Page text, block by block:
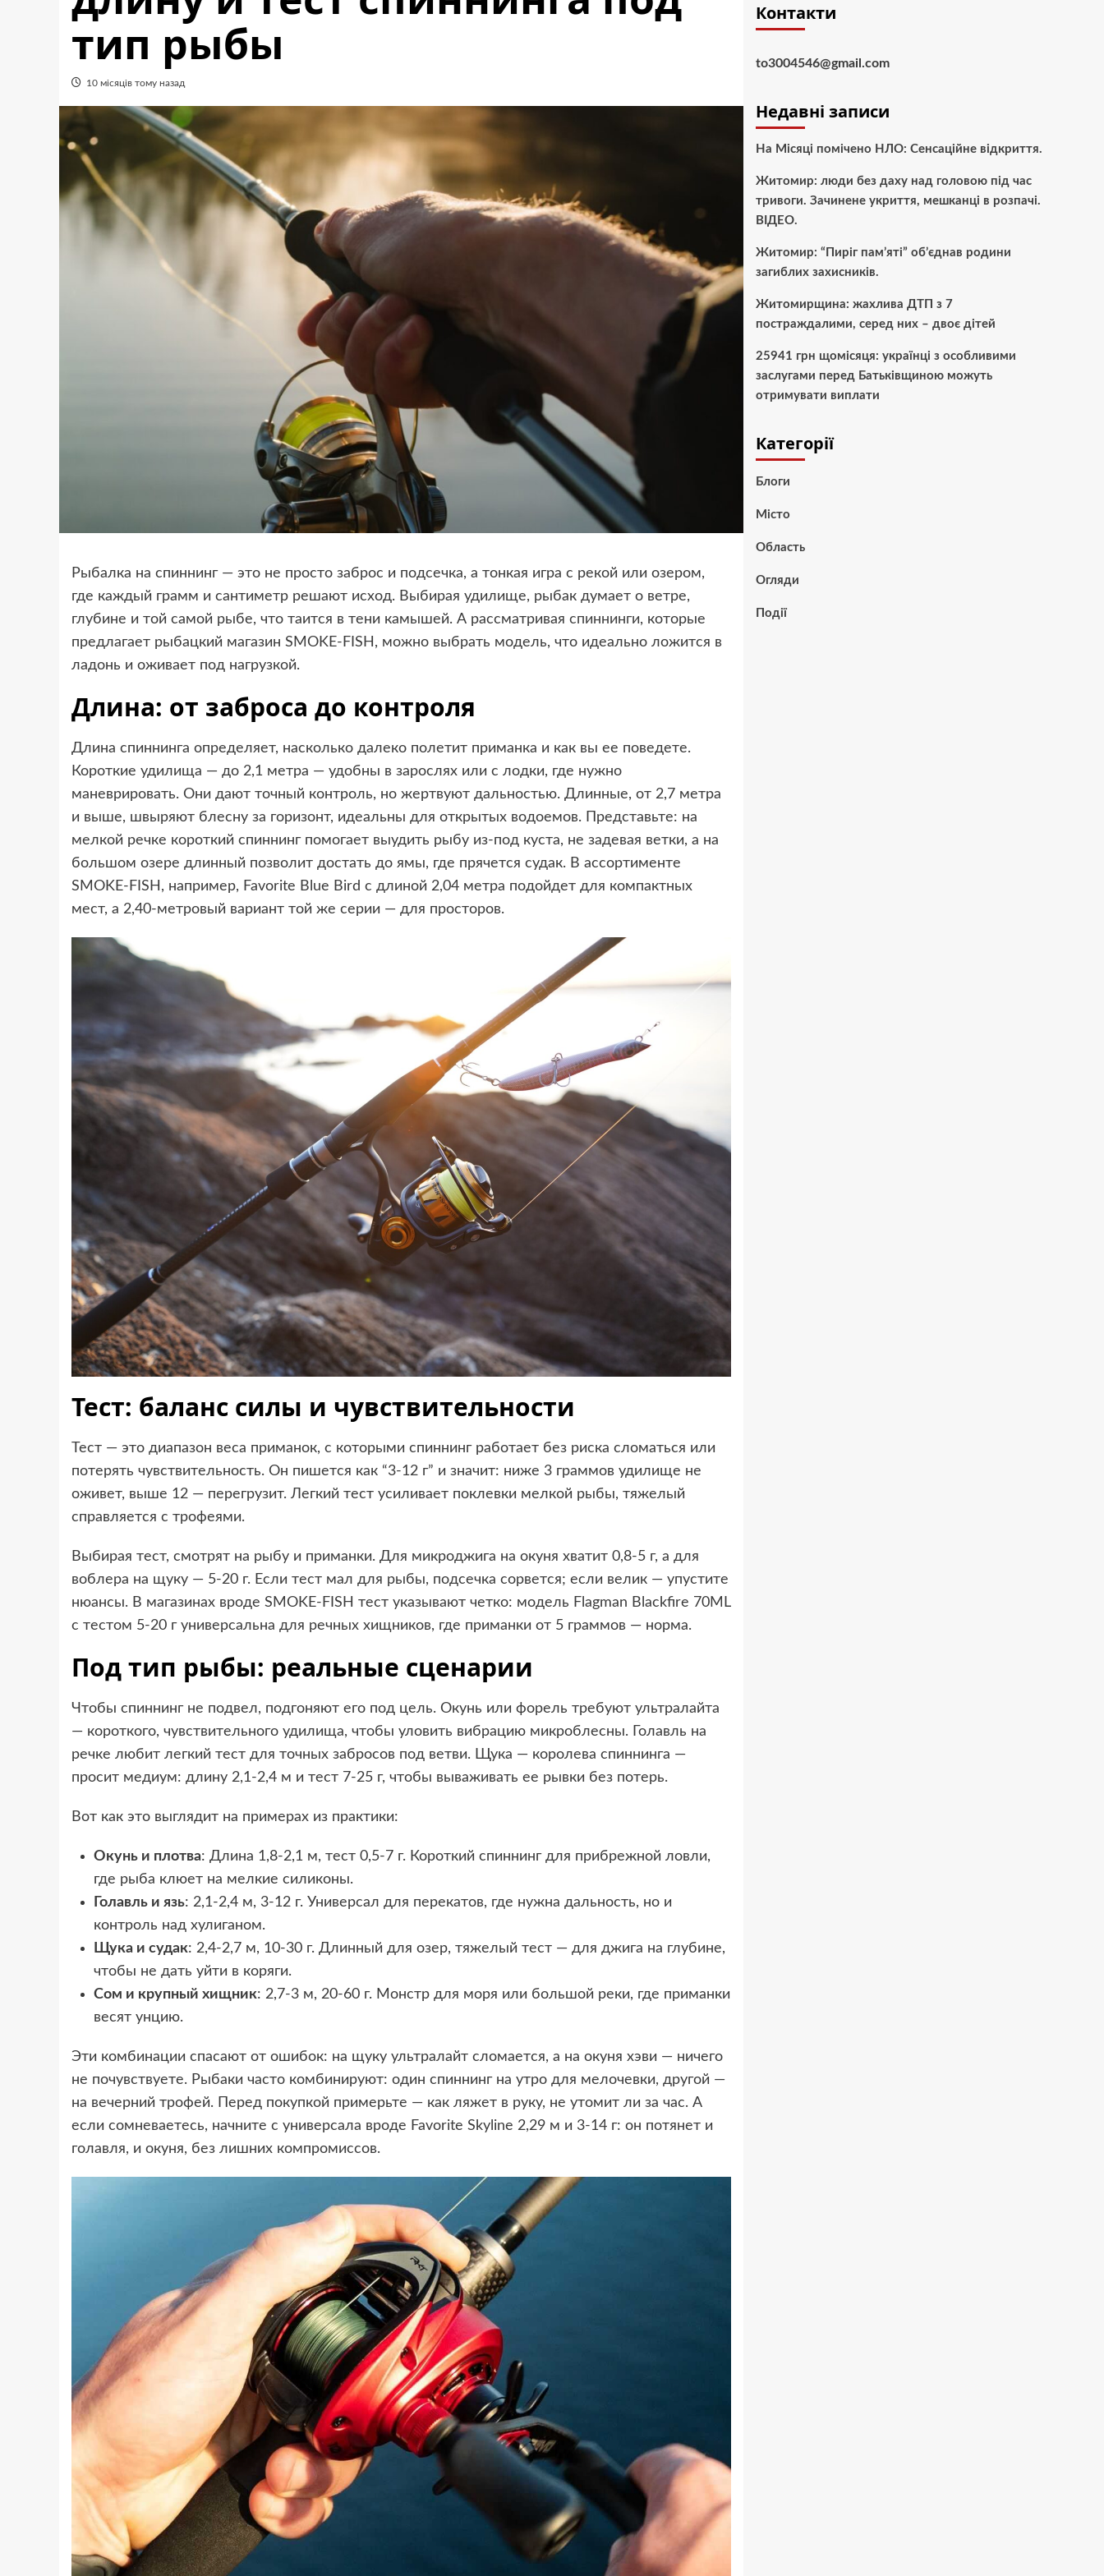
тип рыбы
10 місяців тому назад
Рыбалка на спиннинг — это не просто заброс и подсечка, а тонкая игра с рекой или озером,
где каждый грамм и сантиметр решают исход. Выбирая удилище, рыбак думает о ветре,
глубине и той самой рыбе, что таится в тени камышей. А рассматривая спиннинги, которые
предлагает рыбацкий магазин SMOKE-FISH, можно выбрать модель, что идеально ложится в
ладонь и оживает под нагрузкой.
Длина: от заброса до контроля
Длина спиннинга определяет, насколько далеко полетит приманка и как вы ее поведете.
Короткие удилища — до 2,1 метра — удобны в зарослях или с лодки, где нужно
маневрировать. Они дают точный контроль, но жертвуют дальностью. Длинные, от 2,7 метра
и выше, швыряют блесну за горизонт, идеальны для открытых водоемов. Представьте: на
мелкой речке короткий спиннинг помогает выудить рыбу из-под куста, не задевая ветки, а на
большом озере длинный позволит достать до ямы, где прячется судак. В ассортименте
SMOKE-FISH, например, Favorite Blue Bird с длиной 2,04 метра подойдет для компактных
мест, а 2,40-метровый вариант той же серии — для просторов.
Тест: баланс силы и чувствительности
Тест — это диапазон веса приманок, с которыми спиннинг работает без риска сломаться или
потерять чувствительность. Он пишется как “3-12 г” и значит: ниже 3 граммов удилище не
оживет, выше 12 — перегрузит. Легкий тест усиливает поклевки мелкой рыбы, тяжелый
справляется с трофеями.
Выбирая тест, смотрят на рыбу и приманки. Для микроджига на окуня хватит 0,8-5 г, а для
воблера на щуку — 5-20 г. Если тест мал для рыбы, подсечка сорвется; если велик — упустите
нюансы. В магазинах вроде SMOKE-FISH тест указывают четко: модель Flagman Blackfire 70ML
с тестом 5-20 г универсальна для речных хищников, где приманки от 5 граммов — норма.
Под тип рыбы: реальные сценарии
Чтобы спиннинг не подвел, подгоняют его под цель. Окунь или форель требуют ультралайта
— короткого, чувствительного удилища, чтобы уловить вибрацию микроблесны. Голавль на
речке любит легкий тест для точных забросов под ветви. Щука — королева спиннинга —
просит медиум: длину 2,1-2,4 м и тест 7-25 г, чтобы вываживать ее рывки без потерь.
Вот как это выглядит на примерах из практики:
Окунь и плотва: Длина 1,8-2,1 м, тест 0,5-7 г. Короткий спиннинг для прибрежной ловли,
где рыба клюет на мелкие силиконы.
Голавль и язь: 2,1-2,4 м, 3-12 г. Универсал для перекатов, где нужна дальность, но и
контроль над хулиганом.
Щука и судак: 2,4-2,7 м, 10-30 г. Длинный для озер, тяжелый тест — для джига на глубине,
чтобы не дать уйти в коряги.
Сом и крупный хищник: 2,7-3 м, 20-60 г. Монстр для моря или большой реки, где приманки
весят унцию.
Эти комбинации спасают от ошибок: на щуку ультралайт сломается, а на окуня хэви — ничего
не почувствуете. Рыбаки часто комбинируют: один спиннинг на утро для мелочевки, другой —
на вечерний трофей. Перед покупкой примерьте — как ляжет в руку, не утомит ли за час. А
если сомневаетесь, начните с универсала вроде Favorite Skyline 2,29 м и 3-14 г: он потянет и
голавля, и окуня, без лишних компромиссов.
Контакти
to3004546@gmail.com
Недавні записи
На Місяці помічено НЛО: Сенсаційне відкриття.
Житомир: люди без даху над головою під час
тривоги. Зачинене укриття, мешканці в розпачі.
ВІДЕО.
Житомир: “Пиріг пам’яті” об’єднав родини
загиблих захисників.
Житомирщина: жахлива ДТП з 7
постраждалими, серед них – двоє дітей
25941 грн щомісяця: українці з особливими
заслугами перед Батьківщиною можуть
отримувати виплати
Категорії
Блоги
Місто
Область
Огляди
Події